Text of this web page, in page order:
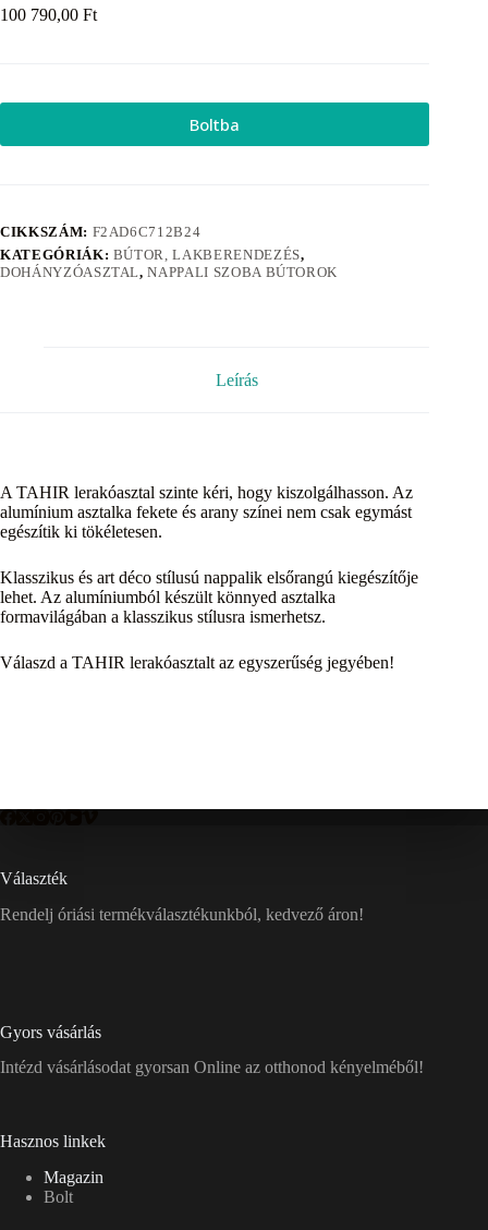
100 790,00 Ft
Boltba
CIKKSZÁM: F2AD6C712B24
KATEGÓRIÁK: BÚTOR, LAKBERENDEZÉS,
DOHÁNYZÓASZTAL,NAPPALI SZOBA BÚTOROK
Leírás
A TAHIR lerakóasztal szinte kéri, hogy kiszolgálhasson. Az
alumínium asztalka fekete és arany színei nem csak egymást
egészítik ki tökéletesen.
Klasszikus és art déco stílusú nappalik elsőrangú kiegészítője
lehet. Az alumíniumból készült könnyed asztalka
formavilágában a klasszikus stílusra ismerhetsz.
Válaszd a TAHIR lerakóasztalt az egyszerűség jegyében!
Választék
Rendelj óriási termékválasztékunkból, kedvező áron!
Gyors vásárlás
Intézd vásárlásodat gyorsan Online az otthonod kényelméből!
Hasznos linkek
Magazin
Bolt